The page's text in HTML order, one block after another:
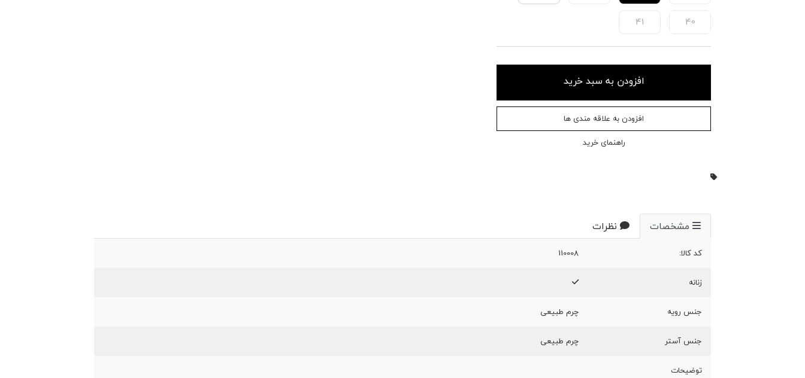
40
41
افزودن به سبد خرید
افزودن به علاقه مندی ها
راهنمای خرید
مشخصات نظرات
کد کالا: 110008
زنانه
جنس رویه چرم طبیعی
جنس آستر چرم طبیعی
توضیحات